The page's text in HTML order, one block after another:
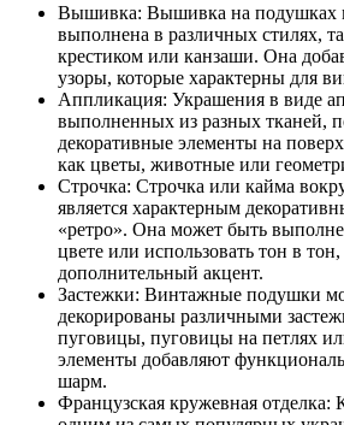
Вышивка: Вышивка на подушках
выполнена в различных стилях,
крестиком или канзаши. Она
узоры, которые характерны для
Аппликация: Украшения в виде
выполненных из разных тканей,
декоративные элементы на
как цветы, животные или
Строчка: Строчка или кайма
является характерным
«ретро». Она может быть
цвете или использовать тон в
дополнительный акцент.
Застежки: Винтажные подушки
декорированы различными
пуговицы, пуговицы на петлях
элементы добавляют
шарм.
Французская кружевная отделка: